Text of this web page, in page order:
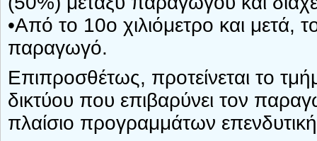
•Από το 10ο χιλιόμετρο και μετά,
παραγωγό.
Επιπροσθέτως, προτείνεται το
δικτύου που επιβαρύνει τον
πλαίσιο προγραμμάτων